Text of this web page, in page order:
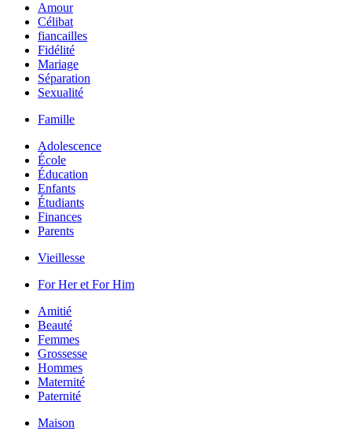
Amour
Célibat
fiancailles
Fidélité
Mariage
Séparation
Sexualité
Famille
Adolescence
École
Éducation
Enfants
Étudiants
Finances
Parents
Vieillesse
For Her et For Him
Amitié
Beauté
Femmes
Grossesse
Hommes
Maternité
Paternité
Maison